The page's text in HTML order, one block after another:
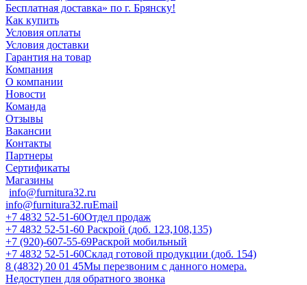
Бесплатная доставка» по г. Брянску!
Как купить
Условия оплаты
Условия доставки
Гарантия на товар
Компания
О компании
Новости
Команда
Отзывы
Вакансии
Контакты
Партнеры
Сертификаты
Магазины
info@furnitura32.ru
info@furnitura32.ruEmail
+7 4832 52-51-60Отдел продаж
+7 4832 52-51-60 Раскрой (доб. 123,108,135)
+7 (920)-607-55-69Раскрой мобильный
+7 4832 52-51-60Склад готовой продукции (доб. 154)
8 (4832) 20 01 45Мы перезвоним с данного номера.
Недоступен для обратного звонка